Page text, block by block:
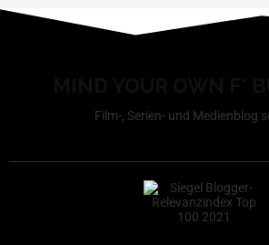
Film-, Serien- und Medienblog